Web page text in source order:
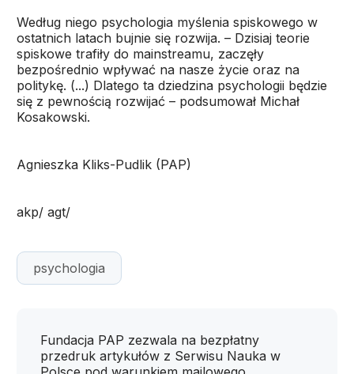
Według niego psychologia myślenia spiskowego w
ostatnich latach bujnie się rozwija. – Dzisiaj teorie
spiskowe trafiły do mainstreamu, zaczęły
bezpośrednio wpływać na nasze życie oraz na
politykę. (...) Dlatego ta dziedzina psychologii będzie
się z pewnością rozwijać – podsumował Michał
Kosakowski.
Agnieszka Kliks-Pudlik (PAP)
akp/ agt/
psychologia
Fundacja PAP zezwala na bezpłatny
przedruk artykułów z Serwisu Nauka w